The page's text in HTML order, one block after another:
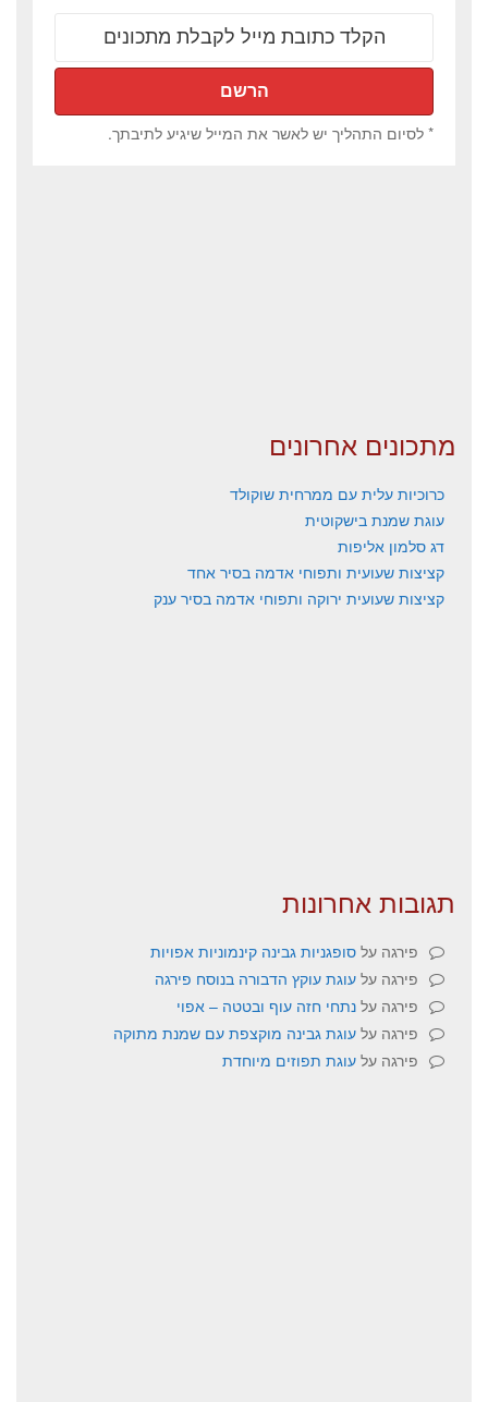
* לסיום התהליך יש לאשר את המייל שיגיע לתיבתך.
מתכונים אחרונים
כרוכיות עלית עם ממרחית שוקולד
עוגת שמנת בישקוטית
דג סלמון אליפות
קציצות שעועית ותפוחי אדמה בסיר אחד
קציצות שעועית ירוקה ותפוחי אדמה בסיר ענק
תגובות אחרונות
פירגה על סופגניות גבינה קינמוניות אפויות
פירגה על עוגת עוקץ הדבורה בנוסח פירגה
פירגה על נתחי חזה עוף ובטטה – אפוי
פירגה על עוגת גבינה מוקצפת עם שמנת מתוקה
פירגה על עוגת תפוזים מיוחדת